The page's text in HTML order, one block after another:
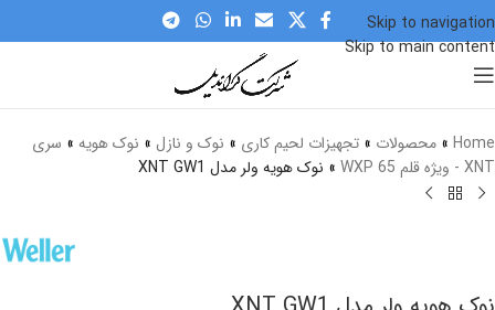
Skip to navigation
Skip to main content
برای بزرگنمایی کلیک کنید
Home
» محصولات » تجهیزات لحیم کاری » نوک و نازل » نوک هویه » سری
XNT - ویژه قلم WXP 65
» نوک هویه ولر مدل XNT GW1